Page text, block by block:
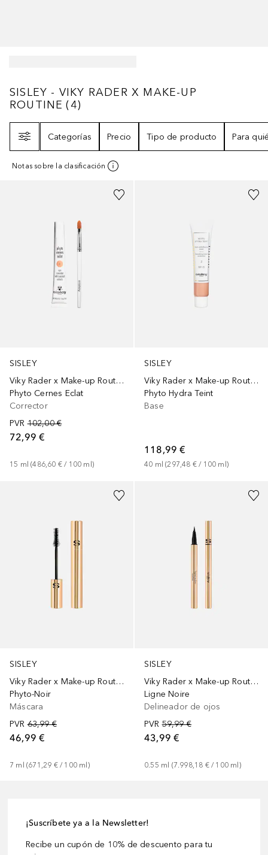
SISLEY - VIKY RADER X MAKE-UP ROUTINE
SISLEY - VIKY RADER X MAKE-UP
ROUTINE (4)
Categorías
Precio Tipo de producto Para
Notas sobre la clasificación
SISLEY
Viky Rader x Make-up Routine
Phyto Cernes Eclat
Corrector
PVR 102,00 €
72,99 €
15 ml (486,60 € / 100 ml )
+ 6
SISLEY
Viky Rader x Make-up Routine
Phyto Hydra Teint
Base
118,99 €
40 ml (297,48 € / 100 ml )
SISLEY
Viky Rader x Make-up Routine
Phyto-Noir
Máscara
PVR 63,99 €
46,99 €
7 ml (671,29 € / 100 ml )
SISLEY
Viky Rader x Make-up Routine
Ligne Noire
Delineador de ojos
PVR 59,99 €
43,99 €
0.55 ml (7.998,18 € / 100 ml )
¡Suscríbete ya a la Newsletter!
Recibe un cupón de 10% de descuento para tu